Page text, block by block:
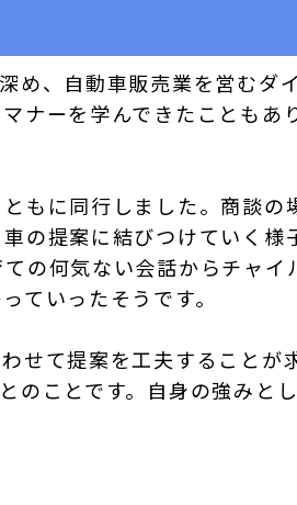
め、自動車販売業を営むダ
ナーを学んできたこともあ
もに同行しました。商談の
の提案に結びつけていく様
の何気ない会話からチャイ
ていったそうです。
せて提案を工夫することが
のことです。自身の強みと